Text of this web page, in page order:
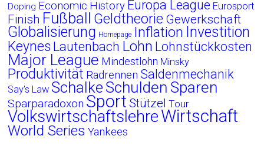
Doping Economic History Europa League Eurosport
Finish Fußball Geldtheorie Gewerkschaft
Globalisierung Homepage Inflation Investition
Keynes Lautenbach Lohn Lohnstückkosten
Major League Mindestlohn Minsky
Produktivität Radrennen Saldenmechanik
Say's Law Schalke Schulden Sparen
Sparparadoxon Sport Stützel Tour
VolkswirtschaftslehreWirtschaft
World Series Yankees